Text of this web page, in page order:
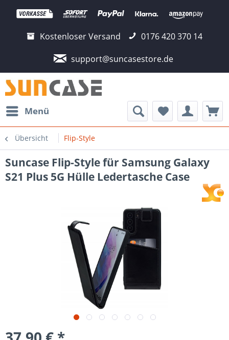
Kostenloser Versand
0176 420 370 14
support@suncasestore.de
Menü
Übersicht Flip-Style
Suncase Flip-Style für Samsung Galaxy
S21 Plus 5G Hülle Ledertasche Case